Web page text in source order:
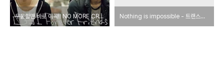
우울할땐 바로 이곡!! NO MORE CRY - D-51 Nothing is impossible - 트랜스픽션(매드뮤비)